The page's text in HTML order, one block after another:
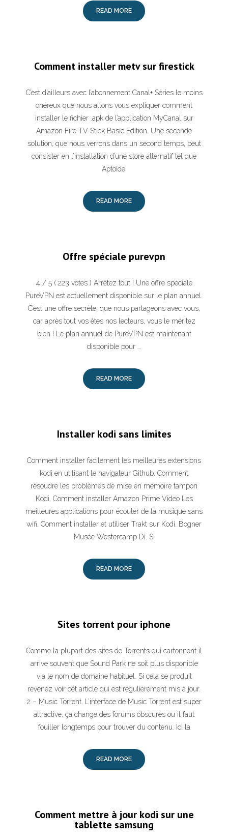
READ MORE
Comment installer metv sur firestick
C’est d’ailleurs avec l’abonnement Canal+ Séries le moins
onéreux que nous allons vous expliquer comment
installer le fichier .apk de l’application MyCanal sur
Amazon Fire TV Stick Basic Edition. Une seconde
solution, que nous verrons dans un second temps, peut
consister en l’installation d’une store alternatif tel que
Aptoïde.
READ MORE
Offre spéciale purevpn
4 / 5 ( 223 votes ) Arrêtez tout ! Une offre spéciale
PureVPN est actuellement disponible sur le plan annuel.
C’est une offre secrète, que nous partageons avec vous,
car après tout vos êtes nos lecteurs, vous le méritez
bien ! Le plan annuel de PureVPN est maintenant
disponible pour …
READ MORE
Installer kodi sans limites
Comment installer facilement les meilleures extensions
kodi en utilisant le navigateur Github. Comment
résoudre les problèmes de mise en mémoire tampon
Kodi. Comment installer Amazon Prime Video Les
meilleures applications pour écouter de la musique sans
wifi. Comment installer et utiliser Trakt sur Kodi. Bogner
Musée Westercamp Di. Si
READ MORE
Sites torrent pour iphone
Comme la plupart des sites de Torrents qui cartonnent il
arrive souvent que Sound Park ne soit plus disponible
via le nom de domaine habituel. Si cela se produit
revenez voir cet article qui est régulièrement mis à jour.
2 – Music Torrent. L’interface de Music Torrent est super
attractive, ça change des forums obscures ou il faut
fouiller longtemps pour trouver du contenu. Ici la
READ MORE
Comment mettre à jour kodi sur une
tablette samsung